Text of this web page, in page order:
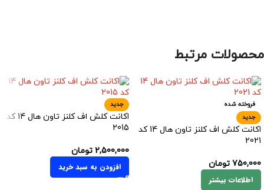
محصولات مرتبط
فروخته شده
جدید
اکانت کلش اف کلنز تاون هال 14 کد
2021
750,000 تومان
اطلاعات بیشتر
جدید
اکانت کلش اف کلنز تاون هال 14 کد
2015
2,500,000 تومان
افزودن به سبد خرید